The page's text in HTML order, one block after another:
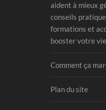
aident à mieux
conseils
formations et
booster votre
Comment ça
Plan du site